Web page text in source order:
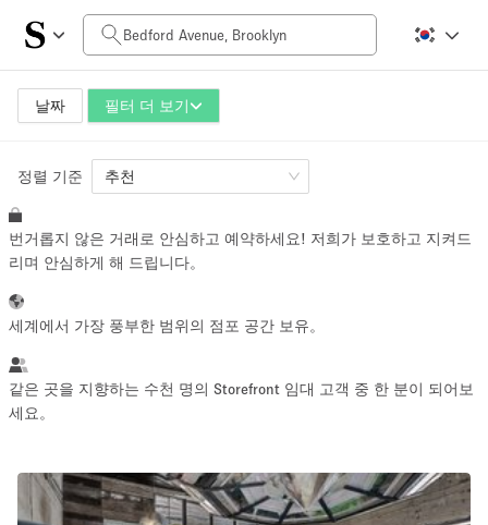
날짜 필터 더 보기
일일 비용
$0
공간 크기
100 sq ft 5000+ sq ft
~ 13 명
정렬 기준 추천
번거롭지 않은 거래로 안심하고 예약하세요! 저희가 보호하고 지켜드
리며 안심하게 해 드립니다。
세계에서 가장 풍부한 범위의 점포 공간 보유。
같은 곳을 지향하는 수천 명의 Storefront 임대 고객 중 한 분이 되어보
세요。